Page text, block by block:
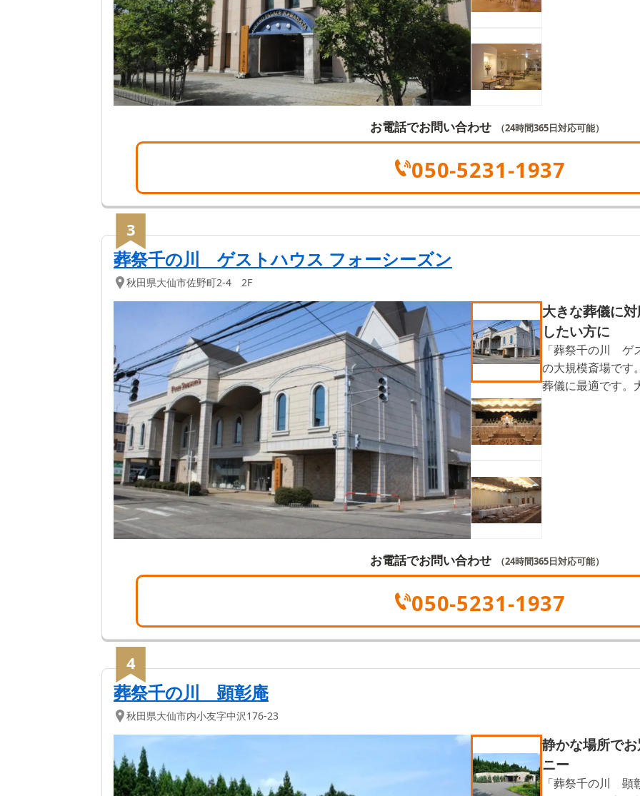
お電話でお問い合わせ （24時間365日対応可能）
050-5231-1937
3
葬祭千の川 ゲストハウス フォーシーズン
秋田県大仙市佐野町2-4 2F
大きな葬儀に
したい方に
「葬祭千の川 ゲ
の大規模斎場です
葬儀に最適です。
お電話でお問い合わせ （24時間365日対応可能）
050-5231-1937
4
葬祭千の川 顕彰庵
秋田県大仙市内小友字中沢176-23
静かな場所で
ニー
「葬祭千の川 顕